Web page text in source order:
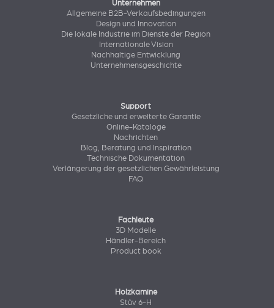
Unternehmen
Allgemeine B2B-Verkaufsbedingungen
Design und Innovation
Die lokale Industrie im Dienste der Region
Internationale Vision
Nachhaltige Entwicklung
Unternehmensgeschichte
Support
Gesetzliche und erweiterte Garantie
Online-Kataloge
Nachrichten
Blog, Beratung und Inspiration
Technische Dokumentation
Verlängerung der gesetzlichen Gewährleistung
FAQ
Fachleute
3D Modelle
Händler-Bereich
Product book
Holzkamine
Stûv 6-H